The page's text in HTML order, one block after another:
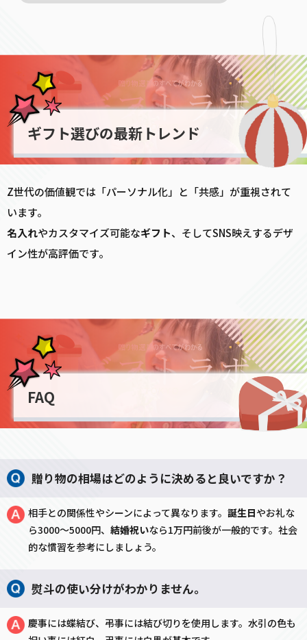
ギフト選びの最新トレンド
Z世代の価値観では「パーソナル化」と「共感」が重視されて
います。
名入れやカスタマイズ可能なギフト、そしてSNS映えするデザ
イン性が高評価です。
FAQ
贈り物の相場はどのように決めると良いですか？
相手との関係性やシーンによって異なります。 誕生日やお礼な
ら3000〜5000円、 結婚祝いなら1万円前後が一般的です。社会
的な慣習を参考にしましょう。
熨斗の使い分けがわかりません。
慶事には蝶結び、弔事には結び切りを使用します。水引の色も